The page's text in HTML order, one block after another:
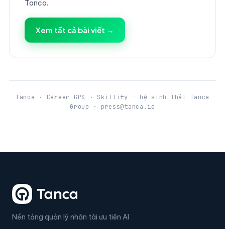
Tanca.
Xem tất cả bài viết →
tanca · Career GPS · Skillify — hệ sinh thái Tanca
Group · press@tanca.io
Nền tảng quản lý nhân tài ưu tiên AI